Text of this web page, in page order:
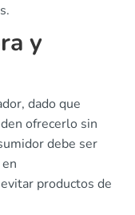
y
dado que
ofrecerlo sin
debe ser
productos de